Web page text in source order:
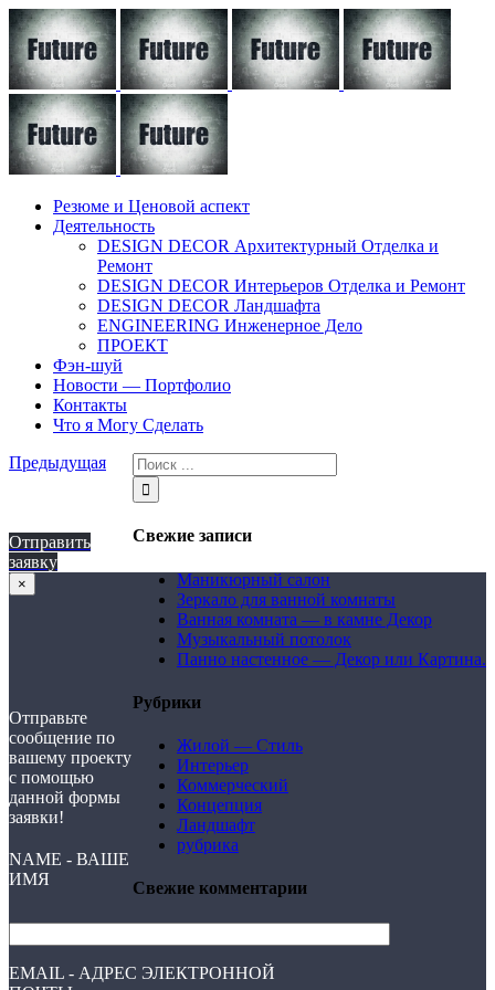
Резюме и Ценовой аспект
Деятельность
DESIGN DECOR Архитектурный Отделка и
Ремонт
DESIGN DECOR Интерьеров Отделка и Ремонт
DESIGN DECOR Ландшафта
ENGINEERING Инженерное Дело
ПРОЕКТ
Фэн-шуй
Новости — Портфолио
Контакты
Что я Могу Сделать
Предыдущая
Свежие записи
Маникюрный салон
Зеркало для ванной комнаты
Ванная комната — в камне Декор
Музыкальный потолок
Панно настенное — Декор или Картина.
Рубрики
Жилой — Стиль
Интерьер
Коммерческий
Концепция
Ландшафт
рубрика
Свежие комментарии
Отправить
заявку
×
Отправьте
сообщение по
вашему проекту
с помощью
данной формы
заявки!
NAME - ВАШЕ
ИМЯ
EMAIL - АДРЕС ЭЛЕКТРОННОЙ